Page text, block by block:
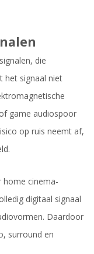
die
het signaal niet
game audiospoor
op ruis neemt af,
home cinema-
digitaal signaal
Daardoor
surround en